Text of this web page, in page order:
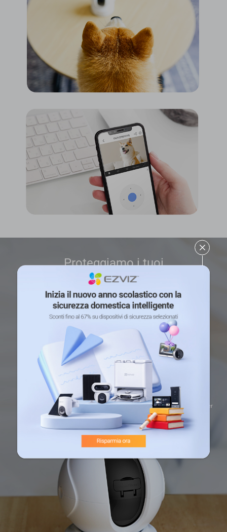
Proteggiamo i tuoi
dati e la tua privacy.
La protezione dei dati e della privacy è la nostra
priorità. La trasmissione dati tra la telecamera e
il Cloud EZVIZ impiega crittografia end-to-end.
Solo tu hai la chiave per decrittare i tuoi dati.
Crittografia
AES a 128 bit
Protocollo di
crittografia TLS
Passaggi multipli per
l'autenticazione
Oscuratore
per Privacy